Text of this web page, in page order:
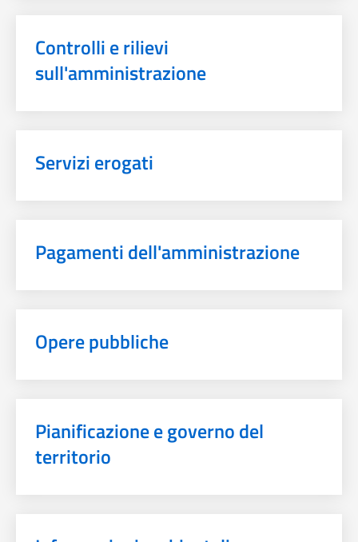
Controlli e rilievi
sull'amministrazione
Servizi erogati
Pagamenti dell'amministrazione
Opere pubbliche
Pianificazione e governo del
territorio